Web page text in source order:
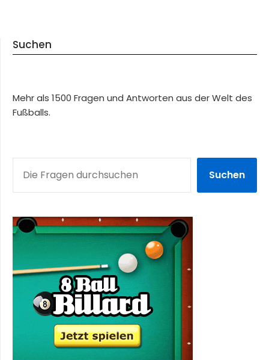
Suchen
Mehr als 1500 Fragen und Antworten aus der Welt des
Fußballs.
Suchen